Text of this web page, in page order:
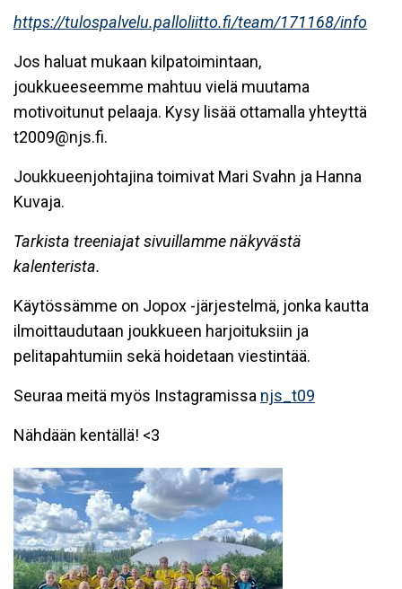
https://tulospalvelu.palloliitto.fi/team/171168/info
Jos haluat mukaan kilpatoimintaan,
joukkueeseemme mahtuu vielä muutama
motivoitunut pelaaja. Kysy lisää ottamalla yhteyttä
t2009@njs.fi.
Joukkueenjohtajina toimivat Mari Svahn ja Hanna
Kuvaja.
Tarkista treeniajat sivuillamme näkyvästä
kalenterista.
Käytössämme on Jopox -järjestelmä, jonka kautta
ilmoittaudutaan joukkueen harjoituksiin ja
pelitapahtumiin sekä hoidetaan viestintää.
Seuraa meitä myös Instagramissa njs_t09
Nähdään kentällä! <3